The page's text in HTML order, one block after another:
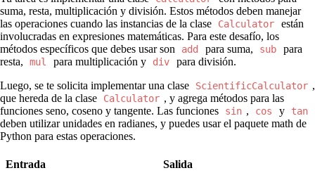
suma, resta, multiplicación y división. Estos métodos deben manejar
las operaciones cuando las instancias de la clase
Calculator
están
involucradas en expresiones matemáticas. Para este desafío, los
métodos específicos que debes usar son
add para suma, sub
para
resta,
mul para multiplicación y div
para división.
Luego, se te solicita implementar una clase
ScientificCalculator ,
que hereda de la clase
Calculator , y agrega métodos para las
funciones seno, coseno y tangente. Las funciones
sin , cos y tan
deben utilizar unidades en radianes, y puedes usar el paquete math de
Python para estas operaciones.
Entrada Salida